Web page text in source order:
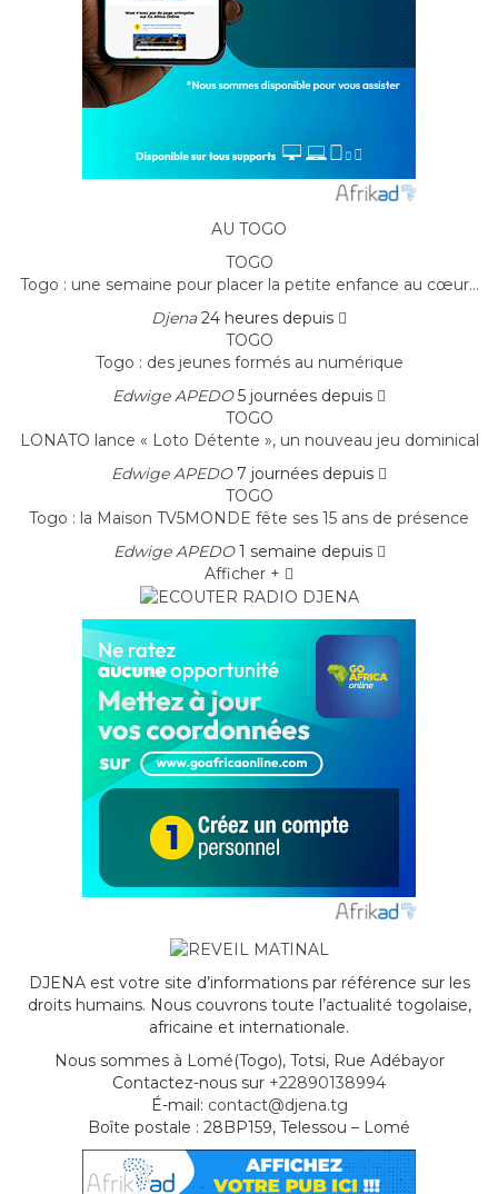
AU TOGO
TOGO
Togo : une semaine pour placer la petite enfance au cœur…
Djena24 heures depuis
TOGO
Togo : des jeunes formés au numérique
Edwige APEDO5 journées depuis
TOGO
LONATO lance « Loto Détente », un nouveau jeu dominical
Edwige APEDO 7 journées depuis
TOGO
Togo : la Maison TV5MONDE fête ses 15 ans de présence
Edwige APEDO1 semaine depuis
Afficher +
DJENA est votre site d’informations par référence sur les
droits humains. Nous couvrons toute l’actualité togolaise,
africaine et internationale.
Nous sommes à Lomé(Togo), Totsi, Rue Adébayor
Contactez-nous sur +22890138994
É-mail: contact@djena.tg
Boîte postale : 28BP159, Telessou – Lomé